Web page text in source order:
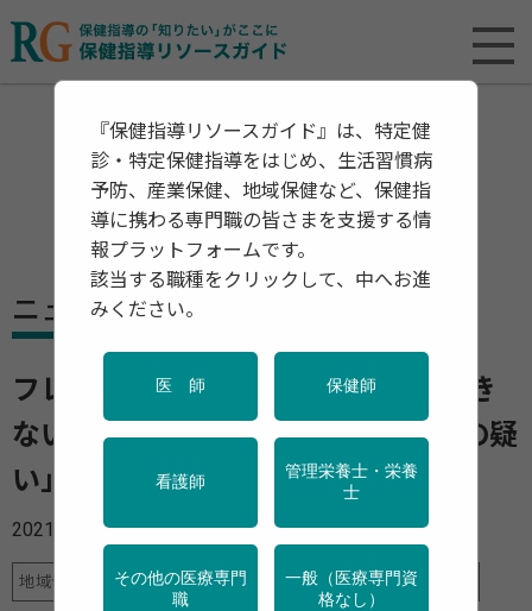
ニュース
フレイルは特定健診だけでは発見でき
ない 65歳の3％に「サルコペニアの疑
い」 痩せ・運動不足でリスク増
2021年07月06日
地域保健 栄養 特定保健指導 産業保健 調査・統計
『保健指導リソースガイド』は、特定健
診・特定保健指導をはじめ、生活習慣病
予防、産業保健、地域保健など、保健指
導に携わる専門職の皆さまを支援する情
報プラットフォームです。
該当する職種をクリックして、中へお進
みください。
医 師 保健師
看護師
管理栄養士・栄養
士
その他の医療専門
職
一般（医療専門資
格なし）